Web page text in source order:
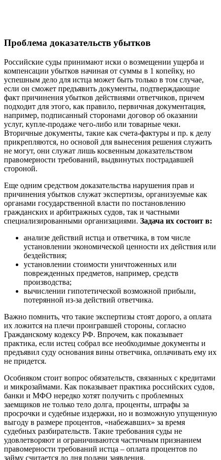
Проблема доказательств убытков
Российские суды принимают иски о возмещении ущерба и
компенсации убытков начиная от суммы в 1 копейку, но
успешным дело для истца может быть только в том случае,
если он сможет предъявить документы, подтверждающие
факт причинения убытков действиями ответчиков, причем
подходит для этого, как правило, первичная документация,
например, подписанный сторонами договор об оказании
услуг, купле-продаже чего-либо или товарные чеки.
Вторичные документы, такие как счета-фактуры и пр. к делу
прикрепляются, но основой для вынесения решения служить
не могут, они служат лишь косвенным доказательством
правомерности требований, выдвинутых пострадавшей
стороной.
Еще одним средством доказательства нарушения прав и
причинения убытков служат экспертизы, организуемые как
органами государственной власти по постановлению
гражданских и арбитражных судов, так и частными
специализированными организациями. Задача их состоит в:
анализе действий истца и ответчика, в том числе
установлении экономической ценности их действия или
бездействия;
установлении стоимости уничтоженных или
поврежденных предметов, например, средств
производства;
вычислении гипотетической возможной прибыли,
потерянной из-за действий ответчика.
Важно помнить, что такие экспертизы стоят дорого, а оплата
их ложится на плечи проигравшей стороны, согласно
Гражданскому кодексу РФ. Впрочем, как показывает
практика, если истец собрал все необходимые документы и
предъявил суду основания вины ответчика, оплачивать ему их
не придется.
Особняком стоит вопрос обязательств, связанных с кредитами
и микрозаймами. Как показывает практика российских судов,
банки и МФО нередко хотят получить с проблемных
заемщиков не только тело долга, проценты, штрафы за
просрочки и судебные издержки, но и возможную упущенную
выгоду в размере процентов, «набежавших» за время
судебных разбирательств. Такие требования суды не
удовлетворяют и ограничиваются частичным признанием
правомерности требований истца – оплата процентов по
займу считается до дня подачи заявления.